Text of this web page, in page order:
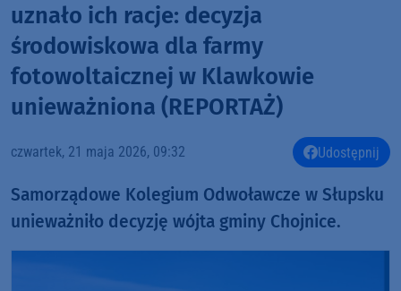
uznało ich racje: decyzja
środowiskowa dla farmy
fotowoltaicznej w Klawkowie
unieważniona (REPORTAŻ)
czwartek, 21 maja 2026, 09:32 Udostępnij
Samorządowe Kolegium Odwoławcze w Słupsku
unieważniło decyzję wójta gminy Chojnice.